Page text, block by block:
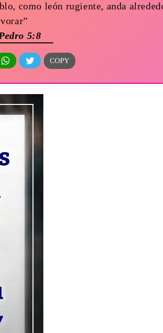
como león rugiente, anda
5:8